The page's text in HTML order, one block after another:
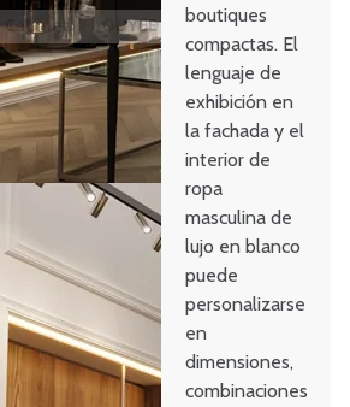
boutiques
compactas. El
lenguaje de
exhibición en
la fachada y el
interior de
ropa
masculina de
lujo en blanco
puede
personalizarse
en
dimensiones,
combinaciones